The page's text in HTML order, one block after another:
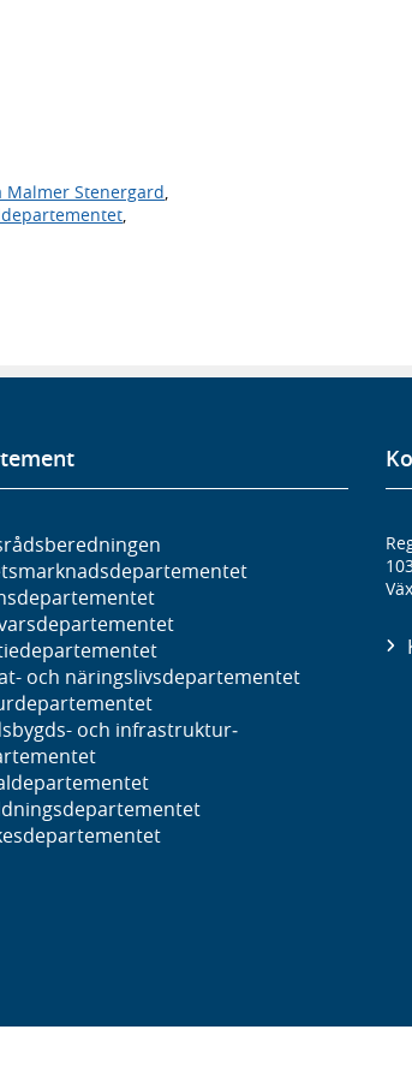
Malmer Stenergard,
,
och näringslivs­departementet
och infrastruktur­